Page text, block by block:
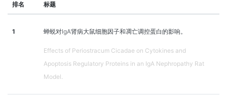
排名 标题
1 蝉蜕对IgA肾病大鼠细胞因子和凋亡调控蛋白的影响。
Effects of Periostracum Cicadae on Cytokines and
Apoptosis Regulatory Proteins in an IgA Nephropathy Rat
Model.